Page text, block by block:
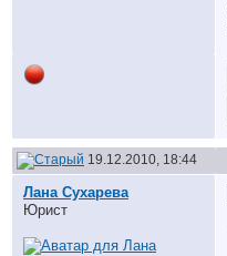
19.12.2010, 18:44
Лана Сухарева
Юрист